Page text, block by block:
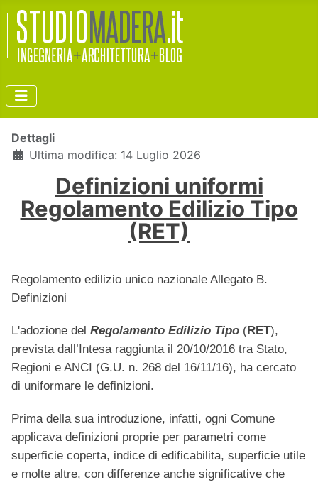
Dettagli
Ultima modifica: 14 Luglio 2026
Definizioni uniformi
Regolamento Edilizio Tipo
(RET)
Regolamento edilizio unico nazionale Allegato B.
Definizioni
L'adozione del Regolamento Edilizio Tipo (RET),
prevista dall’Intesa raggiunta il 20/10/2016 tra Stato,
Regioni e ANCI (G.U. n. 268 del 16/11/16), ha cercato
di uniformare le definizioni.
Prima della sua introduzione, infatti, ogni Comune
applicava definizioni proprie per parametri come
superficie coperta, indice di edificabilita, superficie utile
e molte altre, con differenze anche significative che